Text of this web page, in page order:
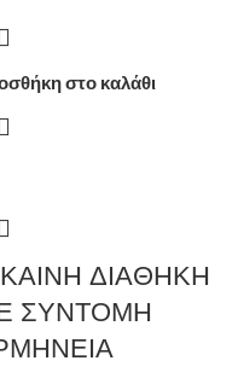
στο καλάθι
ΔΙΑΘΗΚΗ
ΣΥΝΤΟΜΗ